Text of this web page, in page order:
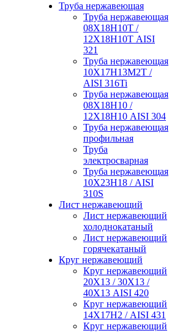
Труба нержавеющая
Труба нержавеющая
08Х18Н10Т /
12Х18Н10Т AISI
321
Труба нержавеющая
10Х17Н13М2Т /
AISI 316Ti
Труба нержавеющая
08Х18Н10 /
12Х18Н10 AISI 304
Труба нержавеющая
профильная
Труба
электросварная
Труба нержавеющая
10Х23Н18 / AISI
310S
Лист нержавеющий
Лист нержавеющий
холоднокатаный
Лист нержавеющий
горячекатаный
Круг нержавеющий
Круг нержавеющий
20Х13 / 30Х13 /
40Х13 AISI 420
Круг нержавеющий
14Х17Н2 / AISI 431
Круг нержавеющий